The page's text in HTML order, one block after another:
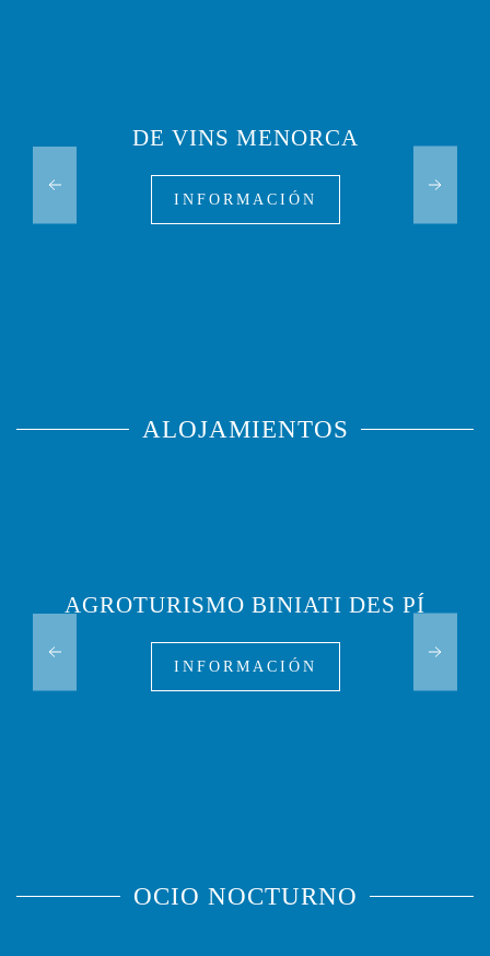
DE VINS MENORCA
INFORMACIÓN
ALOJAMIENTOS
AGROTURISMO BINIATI DES PÍ
INFORMACIÓN
OCIO NOCTURNO